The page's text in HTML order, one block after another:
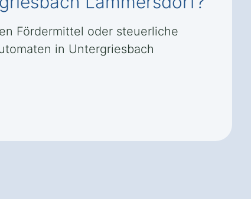
Fördermittel oder steuerliche
in Untergriesbach